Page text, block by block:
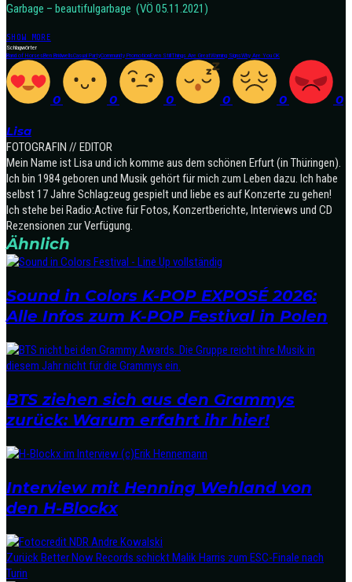
Garbage – beautifulgarbage (VÖ 05.11.2021)
SHOW MORE
Schlagwörter
Band of HorsesBen BridwellsCasual PartyCommunity PromotionEven StillThings Are GreatWarning SignsWhy Are You OK
0 0 0 0 0 0
Lisa
FOTOGRAFIN // EDITOR
Mein Name ist Lisa und ich komme aus dem schönen Erfurt (in Thüringen).
Ich bin 1984 geboren und Musik gehört für mich zum Leben dazu. Ich habe
selbst 17 Jahre Schlagzeug gespielt und liebe es auf Konzerte zu gehen!
Ich stehe bei Radio:Active für Fotos, Konzertberichte, Interviews und CD
Rezensionen zur Verfügung.
Ähnlich
Sound in Colors K-POP EXPOSÉ 2026:
Alle Infos zum K-POP Festival in Polen
BTS ziehen sich aus den Grammys
zurück: Warum erfahrt ihr hier!
Interview mit Henning Wehland von
den H-Blockx
Zurück Better Now Records schickt Malik Harris zum ESC-Finale nach
Turin